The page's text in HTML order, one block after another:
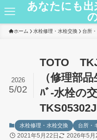
あなたにも出
ホーム 水栓修理・水栓交換 台所
TOTO
（修理部
ﾊﾞ-水栓
2026
5/02
水栓修理・水栓交換 台所・
2021年5月22日 2026年5月